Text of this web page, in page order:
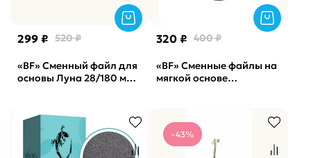
299 ₽ 520 ₽
«BF» Сменный файл для
основы Луна 28/180 мм
320 ₽ 400 ₽
«BF» Сменные файлы на
мягкой основе
-43%